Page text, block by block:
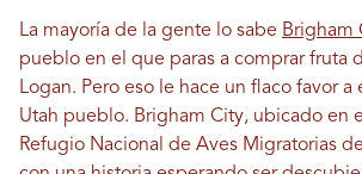
La mayoría de la gente lo sabe Brigham
pueblo en el que paras a comprar fruta
Logan. Pero eso le hace un flaco favor a
Utah pueblo. Brigham City, ubicado en
Refugio Nacional de Aves Migratorias